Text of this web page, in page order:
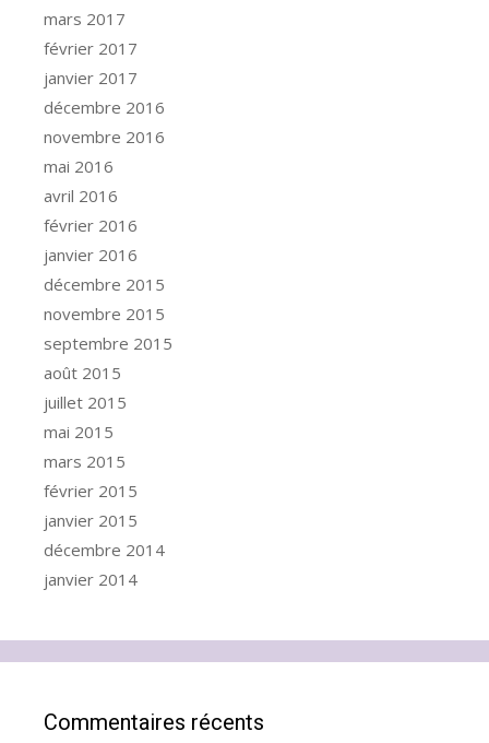
mars 2017
février 2017
janvier 2017
décembre 2016
novembre 2016
mai 2016
avril 2016
février 2016
janvier 2016
décembre 2015
novembre 2015
septembre 2015
août 2015
juillet 2015
mai 2015
mars 2015
février 2015
janvier 2015
décembre 2014
janvier 2014
Commentaires récents